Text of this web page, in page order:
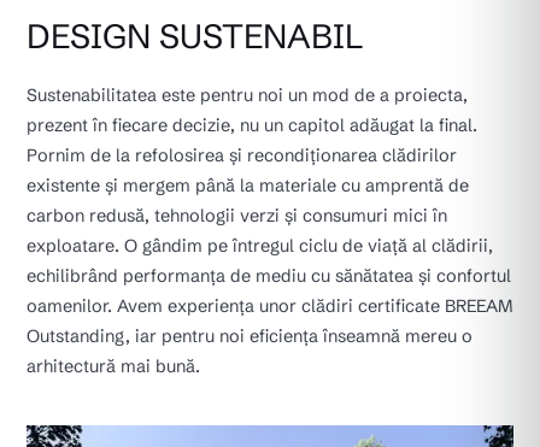
DESIGN SUSTENABIL
Sustenabilitatea este pentru noi un mod de a proiecta,
prezent în fiecare decizie, nu un capitol adăugat la final.
Pornim de la refolosirea și recondiționarea clădirilor
existente și mergem până la materiale cu amprentă de
carbon redusă, tehnologii verzi și consumuri mici în
exploatare. O gândim pe întregul ciclu de viață al clădirii,
echilibrând performanța de mediu cu sănătatea și confortul
oamenilor. Avem experiența unor clădiri certificate BREEAM
Outstanding, iar pentru noi eficiența înseamnă mereu o
arhitectură mai bună.